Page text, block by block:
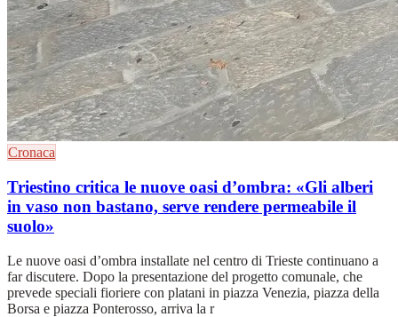
Cronaca
Triestino critica le nuove oasi d’ombra: «Gli alberi
in vaso non bastano, serve rendere permeabile il
suolo»
Le nuove oasi d’ombra installate nel centro di Trieste continuano a
far discutere. Dopo la presentazione del progetto comunale, che
prevede speciali fioriere con platani in piazza Venezia, piazza della
Borsa e piazza Ponterosso, arriva la r